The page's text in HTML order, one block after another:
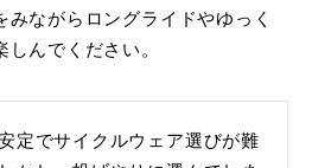
みながらロングライドやゆっく
んでください。
定でサイクルウェア選びが難